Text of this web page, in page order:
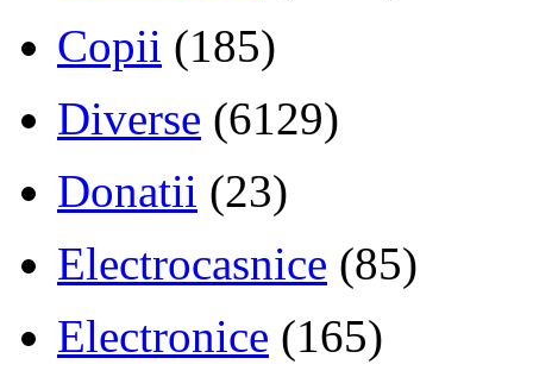
Copii (185)
Diverse (6129)
Donatii (23)
Electrocasnice (85)
Electronice (165)